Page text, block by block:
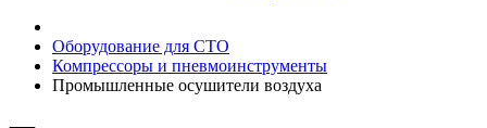
Oбopудoвaниe для CTO
Компрессоры и пневмоинструменты
Промышленные осушители воздуха